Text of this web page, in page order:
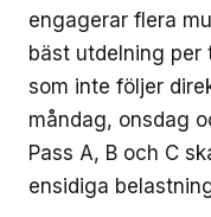
engagerar flera
bäst utdelning per
som inte följer
måndag, onsdag
Pass A, B och C
ensidiga